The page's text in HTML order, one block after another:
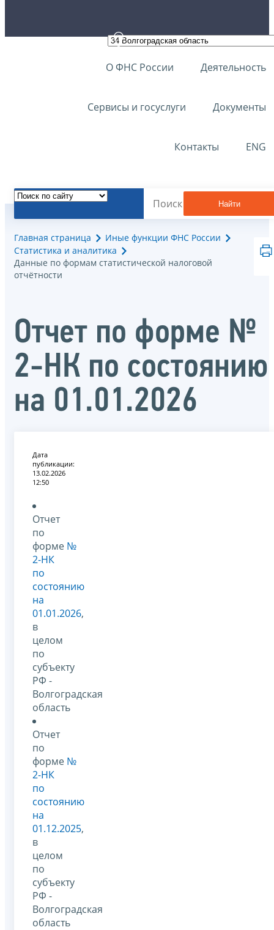
О ФНС России Деятельность
Сервисы и госуслуги Документы
Контакты ENG
Найти
Главная страница
Иные функции ФНС России
Статистика и аналитика
Данные по формам статистической налоговой
отчётности
Отчет по форме №
2-НК по состоянию
на 01.01.2026
Дата
публикации:
13.02.2026
12:50
Отчет
по
форме №
2-НК
по
состоянию
на
01.01.2026,
в
целом
по
субъекту
РФ -
Волгоградская
область
Отчет
по
форме №
2-НК
по
состоянию
на
01.12.2025,
в
целом
по
субъекту
РФ -
Волгоградская
область